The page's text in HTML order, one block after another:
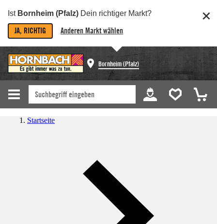
Ist Bornheim (Pfalz) Dein richtiger Markt?
JA, RICHTIG Anderen Markt wählen
Bornheim (Pfalz)
Startseite